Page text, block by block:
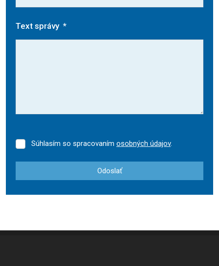
Text správy *
Súhlasím
spracovaním
Súhlasím so spracovaním osobných údajov.
Odoslať
odoslať